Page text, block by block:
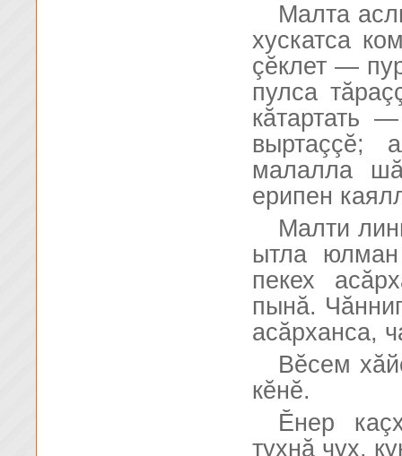
Малта
хускатса
çĕклет —
пулса
кăтартать
выртаççĕ;
малалла
ерипен
Малти
ытла юлман
пекех
пынă.
асăрханса,
Вĕсем
кĕнĕ.
Ĕнер
тухнă чух,